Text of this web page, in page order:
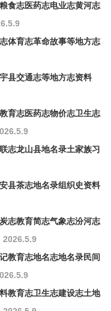
食志医药志电业志黄河志
体育志革命故事等地方志
县交通志等地方志资料
育志医药志物价志卫生志
志龙山县地名录土家族习
县茶志地名录组织史资料
志教育简志气象志汾河志
2026.5.9
教育志地名志地名录民间
教育志卫生志建设志土地